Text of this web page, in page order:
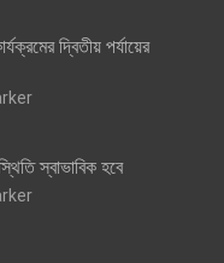
দ্বিতীয় পর্যায়ের
স্বাভাবিক হবে